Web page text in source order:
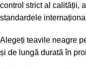
control strict al calității,
standardele
Alegeți teavile neagre
și de lungă durată în